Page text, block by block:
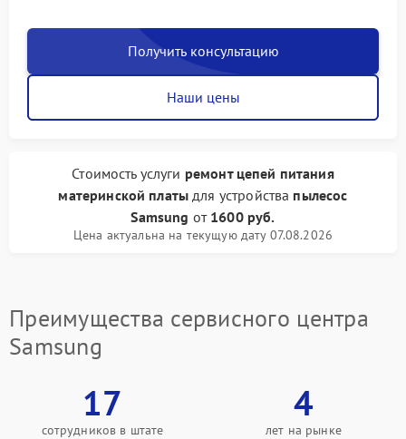
Получить консультацию
Наши цены
Стоимость услуги ремонт цепей питания
материнской платы для устройства пылесос
Samsung от 1600 руб.
Цена актуальна на текущую дату 07.08.2026
Преимущества сервисного центра
Samsung
17
сотрудников в штате
4
лет на рынке